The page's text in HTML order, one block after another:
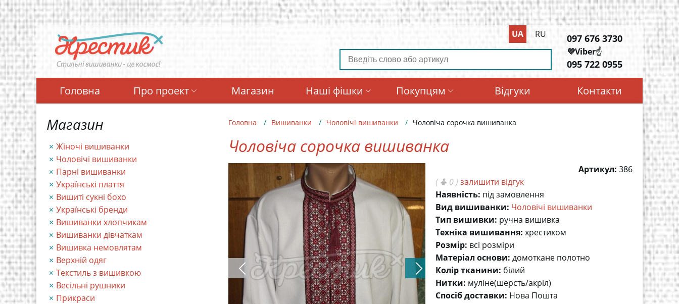
Перейти
до
основного
вмісту
UA RU 097 676 3730
💜Viber☝️
095 722 0955
Головна Про проект Магазин Наші фішки Покупцям Відгуки Контакти
Магазин
Жіночі вишиванки
Чоловічі вишиванки
Парні вишиванки
Українські плаття
Вишиті сукні бохо
Українські бренди
Вишиванки хлопчикам
Вишиванки дівчаткам
Вишивка немовлятам
Верхній одяг
Текстиль з вишивкою
Весільні рушники
Прикраси
Головна Вишиванки Чоловічі вишиванки Чоловіча сорочка вишиванка
Чоловіча сорочка вишиванка
Артикул: 386
(
0 ) залишити відгук
Наявність: під замовлення
Вид вишиванки: Чоловічі вишиванки
Тип вишивки: ручна вишивка
Техніка вишивання: хрестиком
Розмір: всі розміри
Матеріал основи: домоткане полотно
Колір тканини: білий
Нитки: муліне(шерсть/акріл)
Спосіб доставки: Нова Пошта